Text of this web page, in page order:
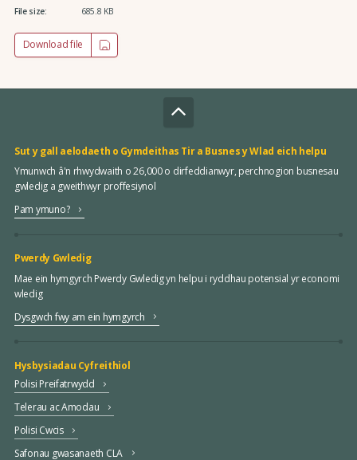
File size:
685.8 KB
Download file
Sut y gall aelodaeth o Gymdeithas Tir a Busnes y Wlad eich helpu
Ymunwch â'n rhwydwaith o 26,000 o dirfeddianwyr, perchnogion busnesau
gwledig a gweithwyr proffesiynol
Pam ymuno?
Pwerdy Gwledig
Mae ein hymgyrch Pwerdy Gwledig yn helpu i ryddhau potensial yr economi
wledig
Dysgwch fwy am ein hymgyrch
Hysbysiadau Cyfreithiol
Polisi Preifatrwydd
Telerau ac Amodau
Polisi Cwcis
Safonau gwasanaeth CLA